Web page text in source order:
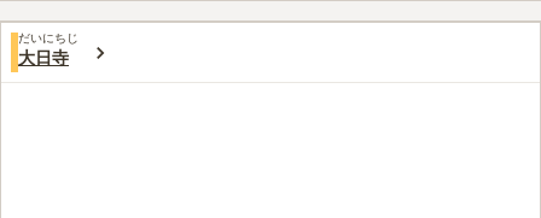
口コミ評価
この霊園はまだ誰からも評価されていません。
だいにちじ
大日寺